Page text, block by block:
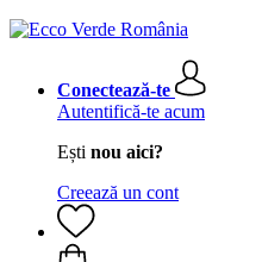
Conectează-te
Autentifică-te acum
Ești nou aici?
Creează un cont